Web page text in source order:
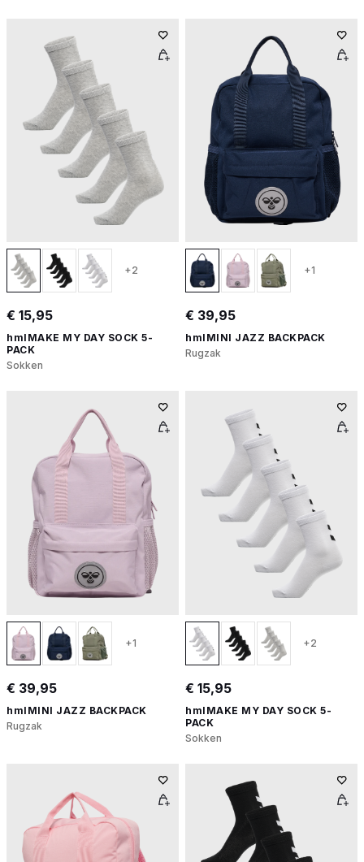
+2
€ 15,95
hmlMAKE MY DAY SOCK 5-
PACK
Sokken
+1
€ 39,95
hmlMINI JAZZ BACKPACK
Rugzak
+1
€ 39,95
hmlMINI JAZZ BACKPACK
Rugzak
+2
€ 15,95
hmlMAKE MY DAY SOCK 5-
PACK
Sokken